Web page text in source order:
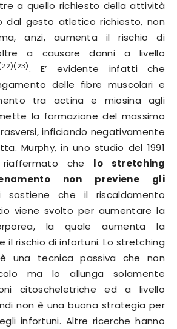
a quello richiesto della attività
dal gesto atletico richiesto, non
anzi, aumenta il rischio di
a causare danni a livello
. E’ evidente infatti che
delle fibre muscolari e
tra actina e miosina agli
la formazione del massimo
inficiando negativamente
Murphy, in uno studio del 1991
che lo stretching
non previene gli
che il riscaldamento
viene svolto per aumentare la
la quale aumenta la
il rischio di infortuni. Lo stretching
una tecnica passiva che non
ma lo allunga solamente
citoscheletriche ed a livello
non è una buona strategia per
infortuni. Altre ricerche hanno